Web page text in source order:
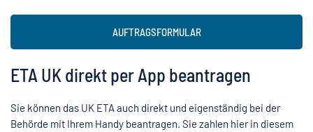
AUFTRAGSFORMULAR
ETA UK direkt per App beantragen
Sie können das UK ETA auch direkt und eigenständig bei der
Behörde mit Ihrem Handy beantragen. Sie zahlen hier in diesem